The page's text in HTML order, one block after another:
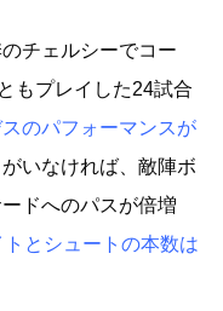
チェルシーでコー
もプレイした24試合
のパフォーマンスが
いなければ、敵陣ボ
ドへのパスが倍増
とシュートの本数は